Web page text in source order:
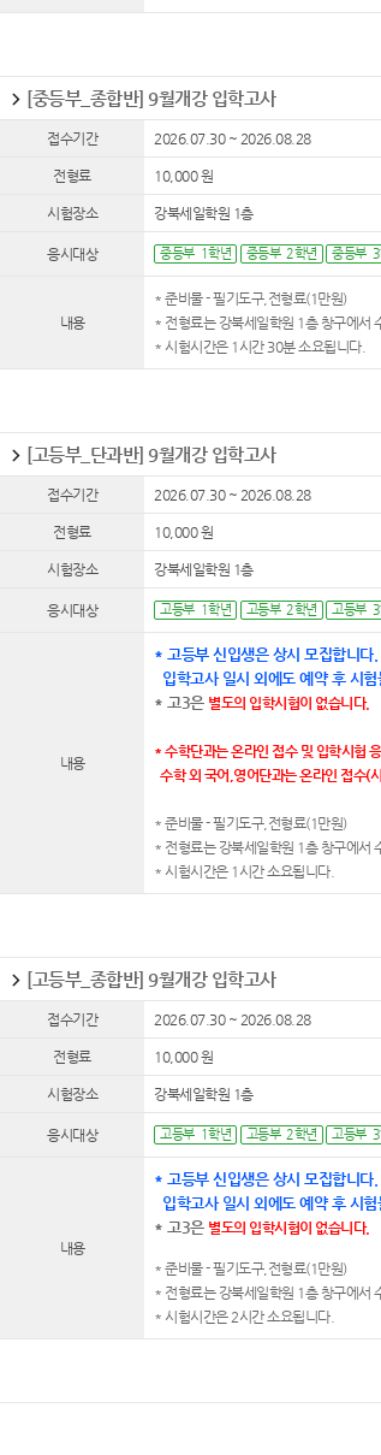
[중등부_종합반] 9월개강 입학고사
접수기간 2026.07.30 ~ 2026.08.28
전형료 10,000 원
시험장소 강북세일학원 1층
응시대상 중등부 1학년 중등부 2학년 중등부 3
내용
* 준비물 - 필기도구,전형료(1만원)
* 전형료는 강북세일학원 1층 창구에서
* 시험시간은 1시간 30분 소요됩니다.
[고등부_단과반] 9월개강 입학고사
접수기간 2026.07.30 ~ 2026.08.28
전형료 10,000 원
시험장소 강북세일학원 1층
응시대상 고등부 1학년 고등부 2학년 고등부 3
내용
* 고등부 신입생은 상시 모집합니다.
입학고사 일시 외에도 예약 후 시
* 고3은 별도의 입학시험이 없습니다.
* 수학단과는 온라인 접수 및 입학시험 응
수학 외 국어,영어단과는 온라인 접수(
* 준비물 - 필기도구,전형료(1만원)
* 전형료는 강북세일학원 1층 창구에서
* 시험시간은 1시간 소요됩니다.
[고등부_종합반] 9월개강 입학고사
접수기간 2026.07.30 ~ 2026.08.28
전형료 10,000 원
시험장소 강북세일학원 1층
응시대상 고등부 1학년 고등부 2학년 고등부 3
내용
* 고등부 신입생은 상시 모집합니다.
입학고사 일시 외에도 예약 후 시
* 고3은 별도의 입학시험이 없습니다.
* 준비물 - 필기도구,전형료(1만원)
* 전형료는 강북세일학원 1층 창구에서
* 시험시간은 2시간 소요됩니다.